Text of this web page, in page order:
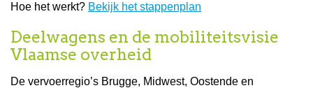
Hoe het werkt? Bekijk het stappenplan
Deelwagens en de mobiliteitsvisie
Vlaamse overheid
De vervoerregio’s Brugge, Midwest, Oostende en